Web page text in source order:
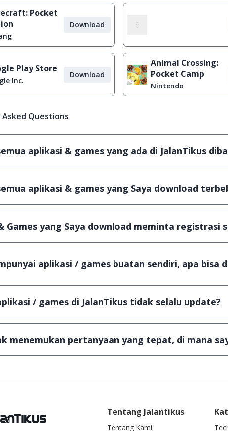
Pocket
Download
Play Store
Inc.
Download
Animal Crossing:
Pocket Camp
Nintendo
Questions
aplikasi & games yang ada di JalanTikus
hanya membagikan aplikasi & games yang gratis
aplikasi & games yang Saya download
selalu melakukan scanning dengan 3 jenis Antivirus
Games yang Saya download meminta registrasi
secara gratis, namun ada beberapa aplikasi &
aplikasi / games buatan sendiri, apa bisa
bisa. Silahkan kirim email keinfo@jalantikus.comdengan
/ games di JalanTikus tidak selalu update?
kualitas aplikasi dan games yang ada di JalanTikus,
menemukan pertanyaan yang tepat, di mana
senang hati menjawab setiap pertanyaan yang
Tentang Jalantikus
Tentang Kami